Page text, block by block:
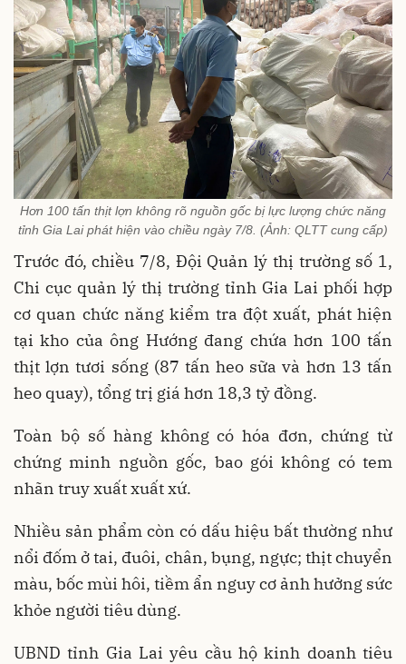
Hơn 100 tấn thịt lợn không rõ nguồn gốc bị lực lượng chức năng
tỉnh Gia Lai phát hiện vào chiều ngày 7/8. (Ảnh: QLTT cung cấp)
Trước đó, chiều 7/8, Đội Quản lý thị trường số 1,
Chi cục quản lý thị trường tỉnh Gia Lai phối hợp
cơ quan chức năng kiểm tra đột xuất, phát hiện
tại kho của ông Hướng đang chứa hơn 100 tấn
thịt lợn tươi sống (87 tấn heo sữa và hơn 13 tấn
heo quay), tổng trị giá hơn 18,3 tỷ đồng.
Toàn bộ số hàng không có hóa đơn, chứng từ
chứng minh nguồn gốc, bao gói không có tem
nhãn truy xuất xuất xứ.
Nhiều sản phẩm còn có dấu hiệu bất thường như
nổi đốm ở tai, đuôi, chân, bụng, ngực; thịt chuyển
màu, bốc mùi hôi, tiềm ẩn nguy cơ ảnh hưởng sức
khỏe người tiêu dùng.
UBND tỉnh Gia Lai yêu cầu hộ kinh doanh tiêu